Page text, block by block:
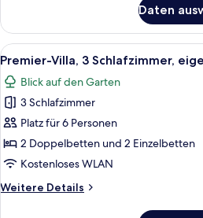
Villa,
2 Schlafzimmer
(4
Daten
Alle
Fotos
für
Premier-
Villa,
3 Schlafzimmer,
eigener
Gartenblick
Ein
1
Premier-Villa, 3 Schlafzimmer,
Blick auf den Garten
3 Schlafzimmer
Platz für 6 Personen
2 Doppelbetten und 2 Einzelbetten
Kostenloses WLAN
Weitere Details
Weitere